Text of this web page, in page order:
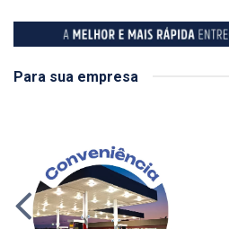
Para sua empresa